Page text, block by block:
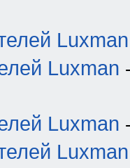
Luxman
Luxman
Luxman
Luxman